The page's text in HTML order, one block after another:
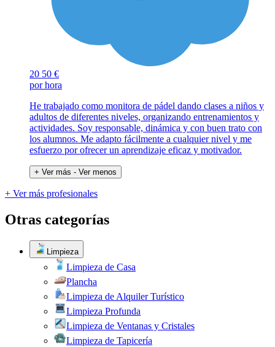
20 50 €
por hora
He trabajado como monitora de pádel dando clases a niños y
adultos de diferentes niveles, organizando entrenamientos y
actividades. Soy responsable, dinámica y con buen trato con
los alumnos. Me adapto fácilmente a cualquier nivel y me
esfuerzo por ofrecer un aprendizaje eficaz y motivador.
+ Ver más - Ver menos
+ Ver más profesionales
Otras categorías
Limpieza
Limpieza de Casa
Plancha
Limpieza de Alquiler Turístico
Limpieza Profunda
Limpieza de Ventanas y Cristales
Limpieza de Tapicería